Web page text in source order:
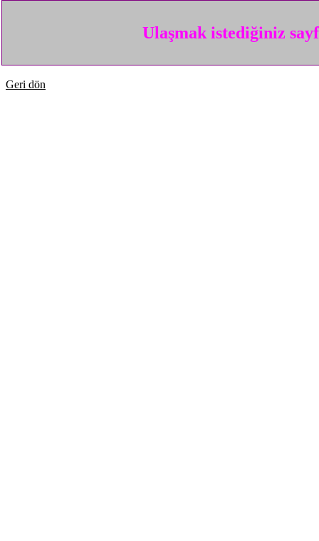
Ulaşmak istediğiniz
Geri dön